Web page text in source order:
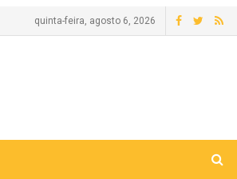
quinta-feira, agosto 6, 2026